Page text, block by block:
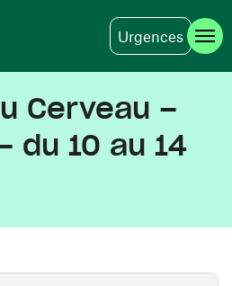
Urgences
Cerveau –
du 10 au 14